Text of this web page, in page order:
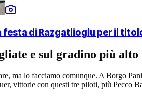
festa di Razgatlioglu per il
e sul gradino più alto
ma lo facciamo comunque. A Borgo
vittorie con questi tre piloti, più Pecco